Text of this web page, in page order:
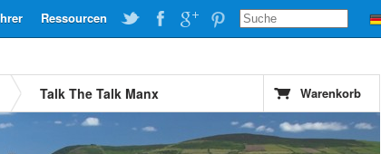
Ressourcen
Talk The Talk Manx Warenkorb